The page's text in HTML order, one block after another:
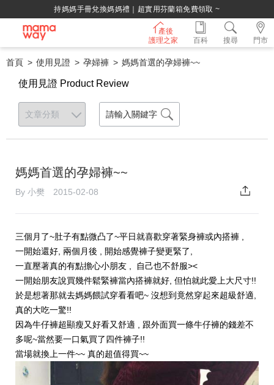
持媽媽手冊兌換媽媽禮｜超實用芬蘭箱免費領取 ~
產後
護理之家
門市
百科 搜尋
首頁 使用見證 孕婦褲 媽媽首選的孕婦褲~~
使用見證 Product Review
媽媽首選的孕婦褲~~
By 小樊 2015-02-08
三個月了~肚子有點微凸了~平日就喜歡穿著緊身褲或內搭褲 ,
一開始還好, 兩個月後 , 開始感覺褲子變更緊了,
一直壓著真的有點擔心小朋友 , 自己也不舒服><
一開始朋友說買幾件鬆緊褲當內搭褲就好, 但怕就此愛上大尺寸!!
於是想著那就去媽媽餵試穿看看吧~ 沒想到竟然穿起來超級舒適,
真的大吃一驚!!
因為牛仔褲超顯瘦又好看又舒適 , 跟外面買一條牛仔褲的錢差不
多呢~當然要一口氣買了四件褲子!!
當場就換上一件~~ 真的超值得買~~